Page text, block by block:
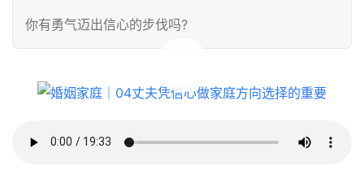
你有勇气迈出信心的步伐吗?
00:00 / 19:33